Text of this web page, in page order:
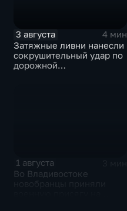
3 августа
4 мин
Затяжные ливни нанесли
сокрушительный удар по
дорожной
1 августа
Во Владивостоке